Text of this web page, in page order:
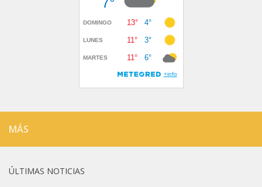
MÁS
ÚLTIMAS NOTICIAS